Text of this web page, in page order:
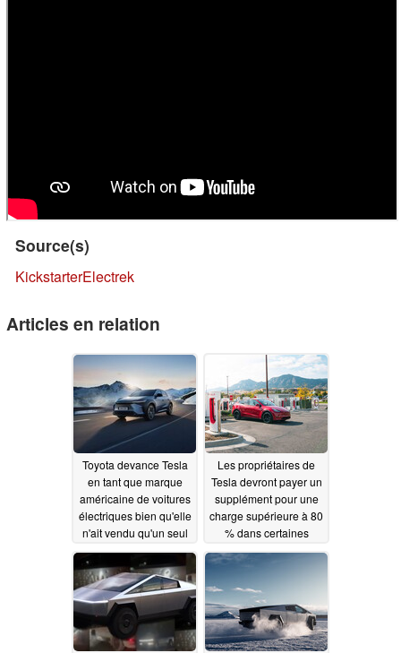
Source(s)
KickstarterElectrek
Articles en relation
Toyota devance Tesla
en tant que marque
américaine de voitures
électriques bien qu'elle
n'ait vendu qu'un seul
modèle aux États-Unis
10/25/2023
Les propriétaires de
Tesla devront payer un
supplément pour une
charge supérieure à 80
% dans certaines
stations, car la
supercharge gratuite à
vie peut désormais être
transférée à la Model Y
10/22/2023